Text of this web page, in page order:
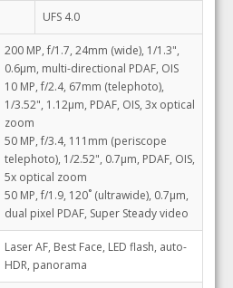
UFS 4.0
200 MP, f/1.7, 24mm (wide), 1/1.3",
0.6µm, multi-directional PDAF, OIS
10 MP, f/2.4, 67mm (telephoto),
1/3.52", 1.12µm, PDAF, OIS, 3x optical
zoom
50 MP, f/3.4, 111mm (periscope
telephoto), 1/2.52", 0.7µm, PDAF, OIS,
5x optical zoom
50 MP, f/1.9, 120˚ (ultrawide), 0.7µm,
dual pixel PDAF, Super Steady video
Laser AF, Best Face, LED flash, auto-
HDR, panorama